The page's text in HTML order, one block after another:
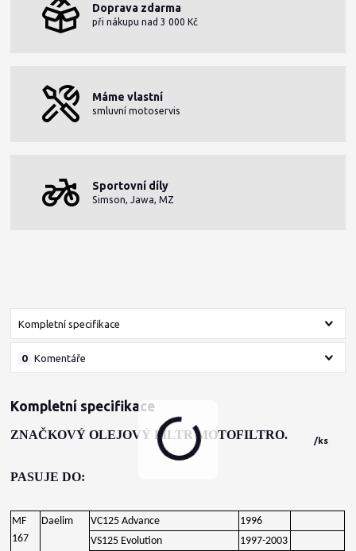
/ks
Doprava zdarma
při nákupu nad 3 000 Kč
Máme vlastní
smluvní motoservis
Sportovní díly
Simson, Jawa, MZ
Kompletní specifikace
Komentáře
0
Kompletní specifikace
ZNAČKOVÝ OLEJOVÝ FILTR MOTOFILTRO.
PASUJE DO:
MF
167
Daelim VC125 Advance
1996
VS125 Evolution
1997-2003